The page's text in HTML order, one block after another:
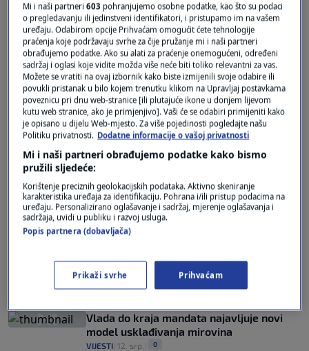
Oglas
Čini li se dovoljno za OSI-je? "Sve je
rezultat pritiska"; "To su dogovori"
VIJESTI
Plenković: Podići ćemo standard građana,
obitelji će vagati isplati li se otići
VIJESTI|21. velj.
Svađa u Saboru oko šefice Povjerenstva:
"Koga ste u klubu HDZ-a dogovorili?"
VIJESTI|9. velj.|
Vlada do kraja mandata najavljuje novi
model usklađivanja mirovina
VIJESTI 12. srp. 0
Mi i naši partneri603 pohranjujemo osobne podatke, kao što su podaci
o pregledavanju ili jedinstveni identifikatori, i pristupamo im na vašem
uređaju. Odabirom opcije Prihvaćam omogućit ćete tehnologije
praćenja koje podržavaju svrhe za čije pružanje mi i naši partneri
obrađujemo podatke. Ako su alati za praćenje onemogućeni, određeni
sadržaj i oglasi koje vidite možda više neće biti toliko relevantni za vas.
Možete se vratiti na ovaj izbornik kako biste izmijenili svoje odabire ili
povukli pristanak u bilo kojem trenutku klikom na Upravljaj postavkama
poveznicu pri dnu web-stranice [ili plutajuće ikone u donjem lijevom
kutu web stranice, ako je primjenjivo]. Vaši će se odabiri primijeniti kako
je opisano u dijelu Web-mjesto. Za više pojedinosti pogledajte našu
Politiku privatnosti. Dodatne informacije o vašoj privatnosti
Mi i naši partneri obrađujemo podatke kako bismo
pružili sljedeće:
Korištenje preciznih geolokacijskih podataka. Aktivno skeniranje
karakteristika uređaja za identifikaciju. Pohrana i/ili pristup podacima na
uređaju. Personalizirano oglašavanje i sadržaj, mjerenje oglašavanja i
sadržaja, uvidi u publiku i razvoj usluga.
Popis partnera (dobavljača)
Prikaži svrhe Prihvaćam